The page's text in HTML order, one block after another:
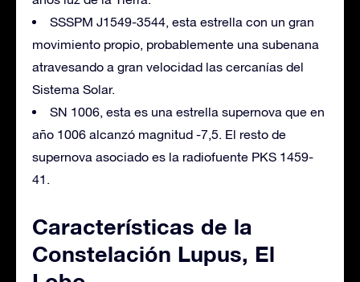
SSSPM J1549-3544, esta estrella con un gran
movimiento propio, probablemente una subenana
atravesando a gran velocidad las cercanías del
Sistema Solar.
SN 1006, esta es una estrella supernova que en
año 1006 alcanzó magnitud -7,5. El resto de
supernova asociado es la radiofuente PKS 1459-
41.
Características de la
Constelación Lupus, El